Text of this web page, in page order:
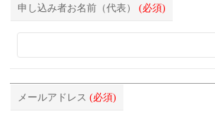
申し込み者お名前（代表）(必須)
メールアドレス (必須)